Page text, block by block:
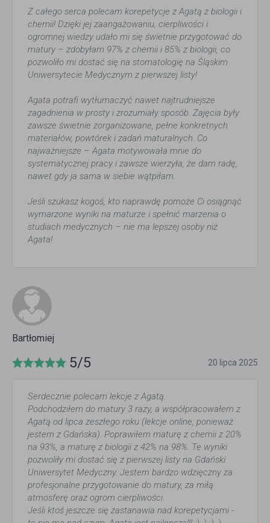
Z całego serca polecam korepetycje z Agatą z biologii i
chemii! Dzięki jej zaangażowaniu, cierpliwości i
ogromnej wiedzy udało mi się świetnie przygotować do
matury – zdobyłam 97% z chemii i 85% z biologii, co
pozwoliło mi dostać się na stomatologię na Śląskim
Uniwersytecie Medycznym z pierwszej listy!
Agata potrafi wytłumaczyć nawet najtrudniejsze
zagadnienia w prosty i zrozumiały sposób. Zajęcia były
zawsze świetnie zorganizowane, pełne konkretnych
materiałów, powtórek i zadań maturalnych. Co
najważniejsze – Agata motywowała mnie do
systematycznej pracy i zawsze wierzyła, że dam radę,
nawet gdy ja sama w siebie wątpiłam.
Jeśli szukasz kogoś, kto naprawdę pomoże Ci osiągnąć
wymarzone wyniki na maturze i spełnić marzenia o
studiach medycznych – nie ma lepszej osoby niż
Agata!
Bartłomiej
5/5 20 lipca 2025
Serdecznie polecam lekcje z Agatą.
Podchodziłem do matury 3 razy, a współpracowałem z
Agatą od lipca zeszłego roku (lekcje online, ponieważ
jestem z Gdańska). Poprawiłem maturę z chemii z 20%
na 93%, a maturę z biologii z 42% na 98%. Te wyniki
pozwoliły mi dostać się z pierwszej listy na Gdański
Uniwersytet Medyczny. Jestem bardzo wdzięczny za
profesjonalne przygotowanie do matury, za miłą
atmosferę oraz ogrom cierpliwości.
Jeśli ktoś jeszcze się zastanawia nad korepetycjami -